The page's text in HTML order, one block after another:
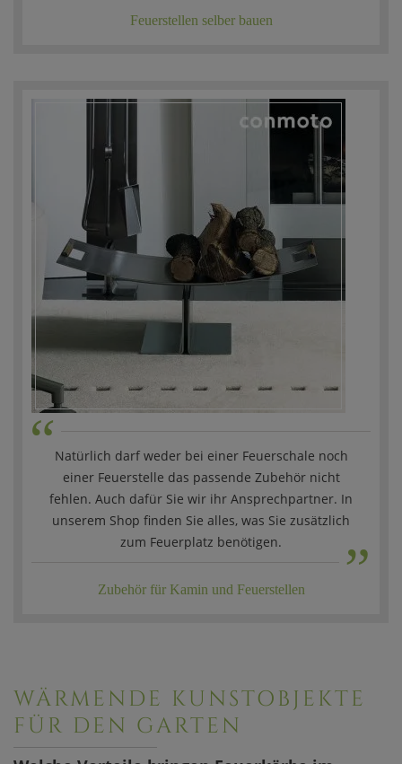
Feuerstellen selber bauen
“Natürlich darf weder bei einer Feuerschale noch
einer Feuerstelle das passende Zubehör nicht
fehlen. Auch dafür Sie wir ihr Ansprechpartner. In
unserem Shop finden Sie alles, was Sie zusätzlich
zum Feuerplatz benötigen.
„
Zubehör für Kamin und Feuerstellen
WÄRMENDE KUNSTOBJEKTE
FÜR DEN GARTEN